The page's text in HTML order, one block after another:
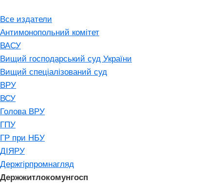
Все издатели
Антимонопольний комітет
ВАСУ
Вищий господарський суд України
Вищий спеціалізований суд
ВРУ
ВСУ
Голова ВРУ
ГПУ
ГР при НБУ
ДІЯРУ
Держгірпромнагляд
Держжитлокомунгосп